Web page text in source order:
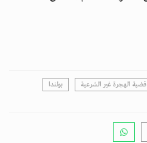
قضية الهجرة غير الشرعية
بولندا